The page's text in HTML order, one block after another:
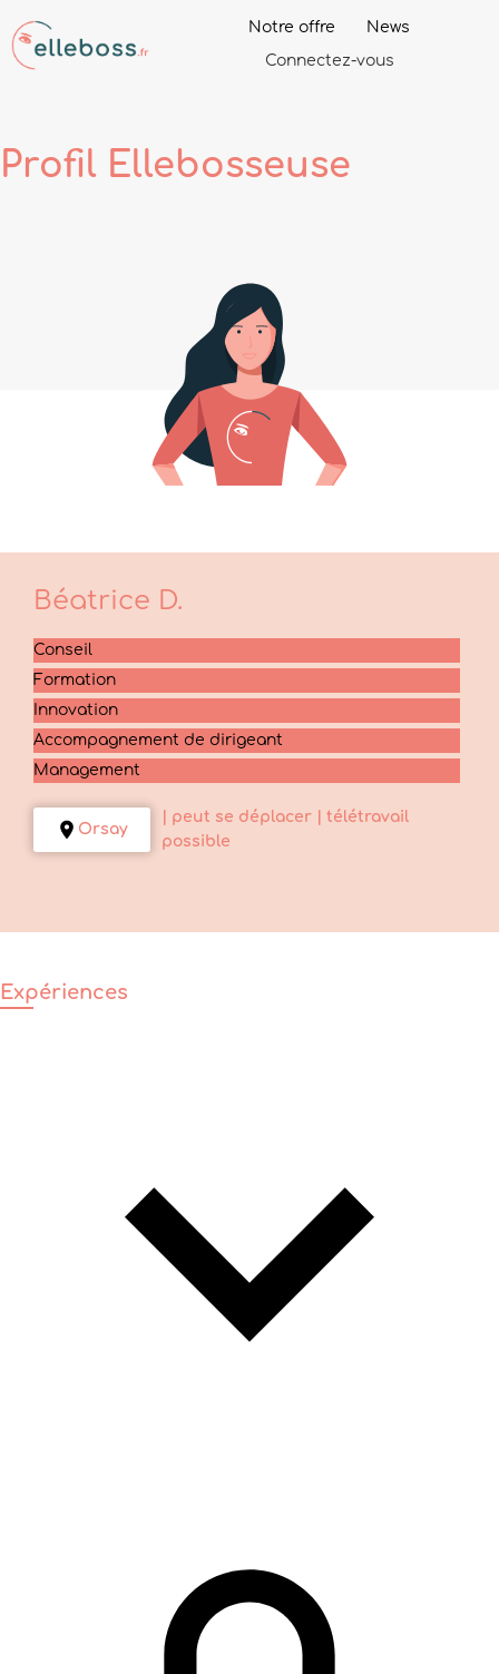
Notre offre
News
Connectez-vous
Profil Ellebosseuse
Béatrice D.
Conseil
Formation
Innovation
Accompagnement de dirigeant
Management
Orsay
| peut se déplacer | télétravail
possible
Expériences